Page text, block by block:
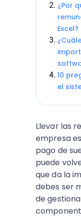
¿Por
Excel?
10
el
Llevar las
empresa
pago de
puede
que da la
debes ser
de